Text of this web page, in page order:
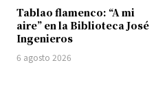
Tablao flamenco: “A mi
aire” en la Biblioteca José
Ingenieros
6 agosto 2026